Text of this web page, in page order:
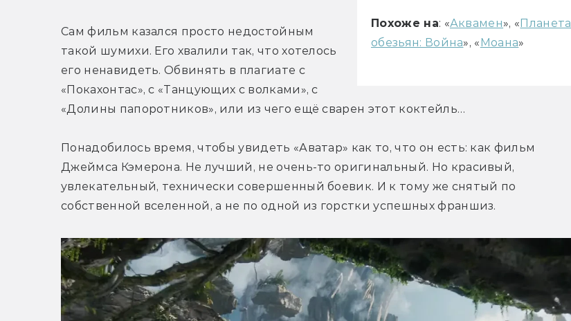
Похоже на: «Аквамен», «Планета
обезьян: Война», «Моана»
Сам фильм казался просто недостойным
такой шумихи. Его хвалили так, что хотелось
его ненавидеть. Обвинять в плагиате с
«Покахонтас», с «Танцующих с волками», с
«Долины папоротников», или из чего ещё сварен этот коктейль…
Понадобилось время, чтобы увидеть «Аватар» как то, что он есть: как фильм
Джеймса Кэмерона. Не лучший, не очень-то оригинальный. Но красивый,
увлекательный, технически совершенный боевик. И к тому же снятый по
собственной вселенной, а не по одной из горстки успешных франшиз.